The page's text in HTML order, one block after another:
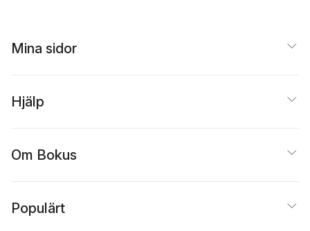
Mina sidor
Hjälp
Om Bokus
Populärt